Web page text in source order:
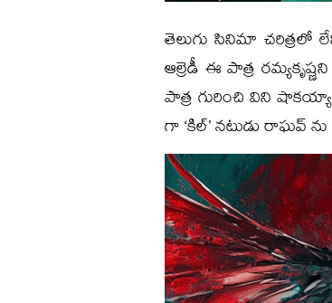
తెలుగు సినిమా చరిత్రలో
ఆల్రెడీ ఈ పాత్ర
పాత్ర గురించి విని
గా ‘కిల్’ నటుడు రాఘ‌వ్ ను